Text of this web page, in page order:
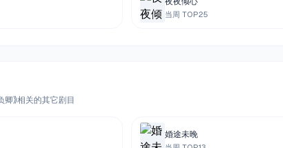
当周 TOP25
》相关的其它剧目
婚途未晚